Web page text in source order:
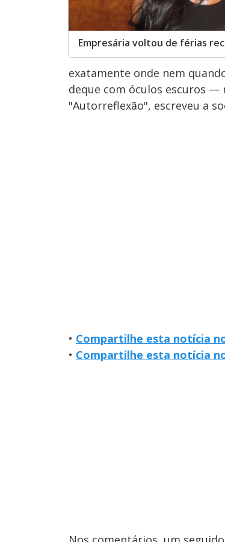
Empresária voltou de férias
exatamente onde nem
deque com óculos escuros
"Autorreflexão", escreveu a
• Compartilhe esta notícia
• Compartilhe esta notícia